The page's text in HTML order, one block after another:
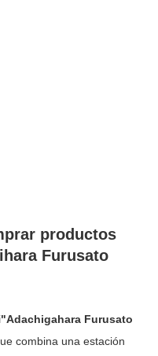
productos
Furusato
"Adachigahara Furusato
combina una estación